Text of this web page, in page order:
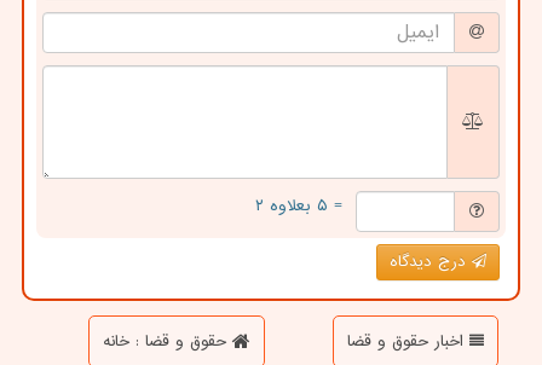
= ۵ بعلاوه ۲
درج دیدگاه
اخبار حقوق و قضا حقوق و قضا : خانه